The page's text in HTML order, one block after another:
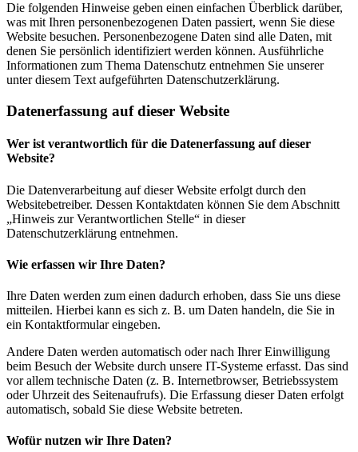
Die folgenden Hinweise geben einen einfachen Überblick darüber,
was mit Ihren personenbezogenen Daten passiert, wenn Sie diese
Website besuchen. Personenbezogene Daten sind alle Daten, mit
denen Sie persönlich identifiziert werden können. Ausführliche
Informationen zum Thema Datenschutz entnehmen Sie unserer
unter diesem Text aufgeführten Datenschutzerklärung.
Datenerfassung auf dieser Website
Wer ist verantwortlich für die Datenerfassung auf dieser
Website?
Die Datenverarbeitung auf dieser Website erfolgt durch den
Websitebetreiber. Dessen Kontaktdaten können Sie dem Abschnitt
„Hinweis zur Verantwortlichen Stelle“ in dieser
Datenschutzerklärung entnehmen.
Wie erfassen wir Ihre Daten?
Ihre Daten werden zum einen dadurch erhoben, dass Sie uns diese
mitteilen. Hierbei kann es sich z. B. um Daten handeln, die Sie in
ein Kontaktformular eingeben.
Andere Daten werden automatisch oder nach Ihrer Einwilligung
beim Besuch der Website durch unsere IT-Systeme erfasst. Das sind
vor allem technische Daten (z. B. Internetbrowser, Betriebssystem
oder Uhrzeit des Seitenaufrufs). Die Erfassung dieser Daten erfolgt
automatisch, sobald Sie diese Website betreten.
Wofür nutzen wir Ihre Daten?